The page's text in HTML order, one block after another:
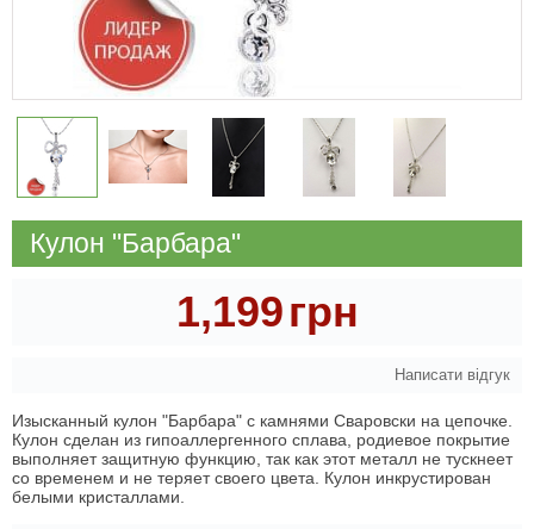
Кулон "Барбара"
1,199грн
Написати відгук
Изысканный кулон "Барбара" с камнями Сваровски на цепочке.
Кулон сделан из гипоаллергенного сплава, родиевое покрытие
выполняет защитную функцию, так как этот металл не тускнеет
со временем и не теряет своего цвета. Кулон инкрустирован
белыми кристаллами.